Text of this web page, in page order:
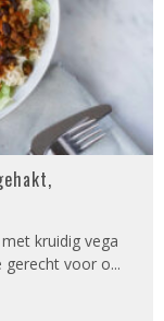
kruidig vega
gerecht voor o...